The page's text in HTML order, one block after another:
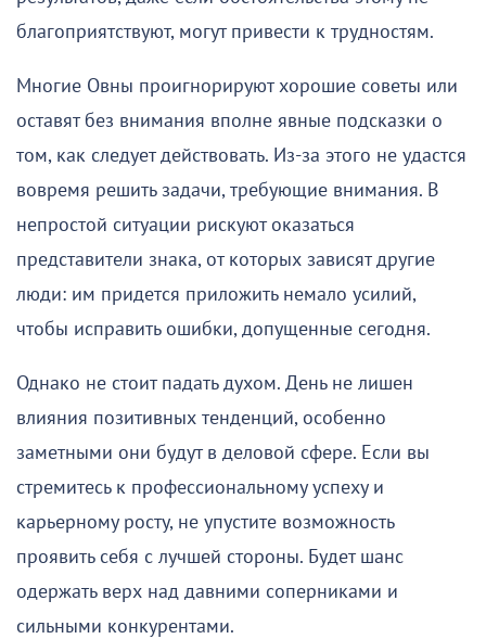
благоприятствуют, могут привести к трудностям.
Многие Овны проигнорируют хорошие советы или
оставят без внимания вполне явные подсказки о
том, как следует действовать. Из-за этого не удастся
вовремя решить задачи, требующие внимания. В
непростой ситуации рискуют оказаться
представители знака, от которых зависят другие
люди: им придется приложить немало усилий,
чтобы исправить ошибки, допущенные сегодня.
Однако не стоит падать духом. День не лишен
влияния позитивных тенденций, особенно
заметными они будут в деловой сфере. Если вы
стремитесь к профессиональному успеху и
карьерному росту, не упустите возможность
проявить себя с лучшей стороны. Будет шанс
одержать верх над давними соперниками и
сильными конкурентами.